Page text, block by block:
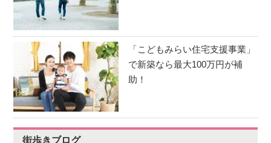
「こどもみらい住宅支援事業」
で新築なら最大100万円が補
助！
街歩きブログ